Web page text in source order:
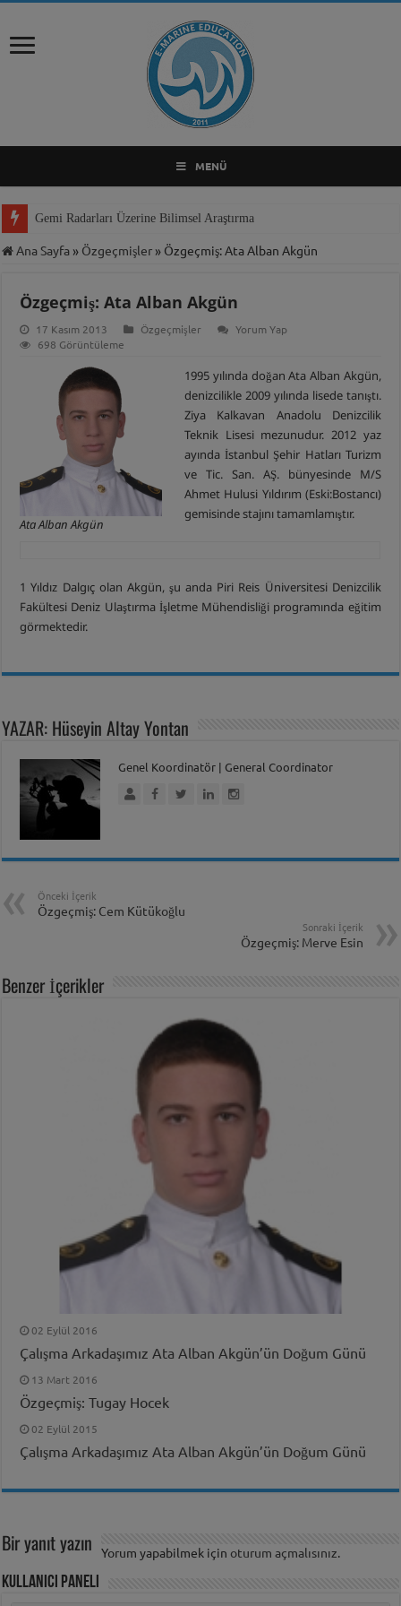
MENÜ
Gemi Radarları Üzerine Bilimsel Araştırma
Ana Sayfa » Özgeçmişler » Özgeçmiş: Ata Alban Akgün
Özgeçmiş: Ata Alban Akgün
17 Kasım 2013 Özgeçmişler
Yorum Yap
698 Görüntüleme
Ata Alban Akgün
1995 yılında doğan Ata Alban Akgün,
denizcilikle 2009 yılında lisede tanıştı.
Ziya Kalkavan Anadolu Denizcilik
Teknik Lisesi mezunudur. 2012 yaz
ayında İstanbul Şehir Hatları Turizm
ve Tic. San. AŞ. bünyesinde M/S
Ahmet Hulusi Yıldırım (Eski:Bostancı)
gemisinde stajını tamamlamıştır.
1 Yıldız Dalgıç olan Akgün, şu anda Piri Reis Üniversitesi Denizcilik
Fakültesi Deniz Ulaştırma İşletme Mühendisliği programında eğitim
görmektedir.
YAZAR: Hüseyin Altay Yontan
Genel Koordinatör | General Coordinator
Önceki İçerik
Özgeçmiş: Cem Kütükoğlu
Sonraki İçerik
Özgeçmiş: Merve Esin
Benzer İçerikler
02 Eylül 2016
Çalışma Arkadaşımız Ata Alban Akgün’ün Doğum Günü
13 Mart 2016
Özgeçmiş: Tugay Hocek
02 Eylül 2015
Çalışma Arkadaşımız Ata Alban Akgün’ün Doğum Günü
Bir yanıt yazın Yorum yapabilmek için oturum açmalısınız.
Kullanıcı Paneli